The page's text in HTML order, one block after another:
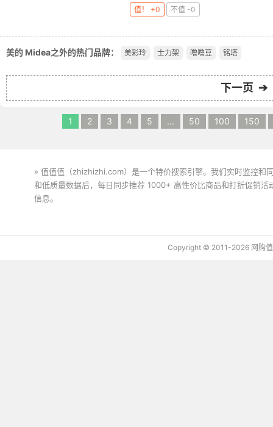
值！ +0
不值 -0
美的 Midea之外的热门品牌： 美彩玲 士力架 噜噜豆 铭塔
下一页 ➔
1 2 3 4 5 ... 50 100 150
» 值值值（zhizhizhi.com）是一个特价搜索引擎。我们实时监控和
和低质量数据后，每日同步推荐 1000+ 高性价比商品和打折促销
信息。
Copyright © 2011-2026 网购